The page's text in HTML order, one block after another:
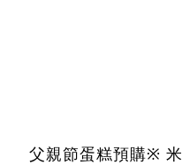
父親節蛋糕預購※ 米